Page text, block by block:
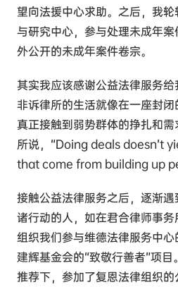
望向法援中心求助。之后，我
与研究中心，参与处理未成年
外公开的未成年案件卷宗。
其实我应该感谢公益法律服务
非诉律所的生活就像在一座封
真正接触到弱势群体的挣扎和
所说，“Doing deals doesn’t
that come from building up
接触公益法律服务之后，逐渐
诸行动的人，如在君合律师事
组织我们参与维德法律服务中
建辉基金会的“致敬行善者”项
推荐下，参加了复恩法律组织